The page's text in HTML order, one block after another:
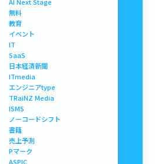
無料
教育
イベント
IT
SaaS
日本経済新聞
ITmedia
エンジニアtype
TRaiNZ Media
ISMS
ノーコードシフト
書籍
売上予測
Pマーク
ASPIC